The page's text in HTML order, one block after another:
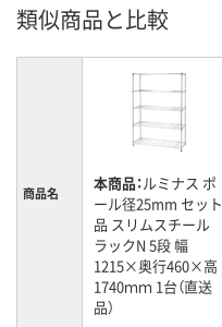
類似商品と比較
商品名 本商品：ルミナス ポ
ール径25mm セット
品 スリムスチール
ラックN 5段 幅
1215×奥行460×高
1740ｍｍ 1台（直送
品）